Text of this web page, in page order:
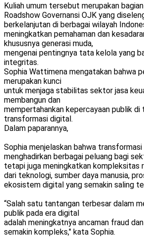
Kuliah umum tersebut merupakan
Roadshow Governansi OJK yang
berkelanjutan di berbagai wilayah
meningkatkan pemahaman dan
khususnya generasi muda,
mengenai pentingnya tata kelola yang
integritas.
Sophia Wattimena mengatakan bahwa
merupakan kunci
untuk menjaga stabilitas sektor jasa
membangun dan
mempertahankan kepercayaan publik di
transformasi digital.
Dalam paparannya,
Sophia menjelaskan bahwa
menghadirkan berbagai peluang bagi
tetapi juga meningkatkan kompleksitas
dari teknologi, sumber daya manusia,
ekosistem digital yang semakin saling
“Salah satu tantangan terbesar dalam
publik pada era digital
adalah meningkatnya ancaman fraud
semakin kompleks," kata Sophia.